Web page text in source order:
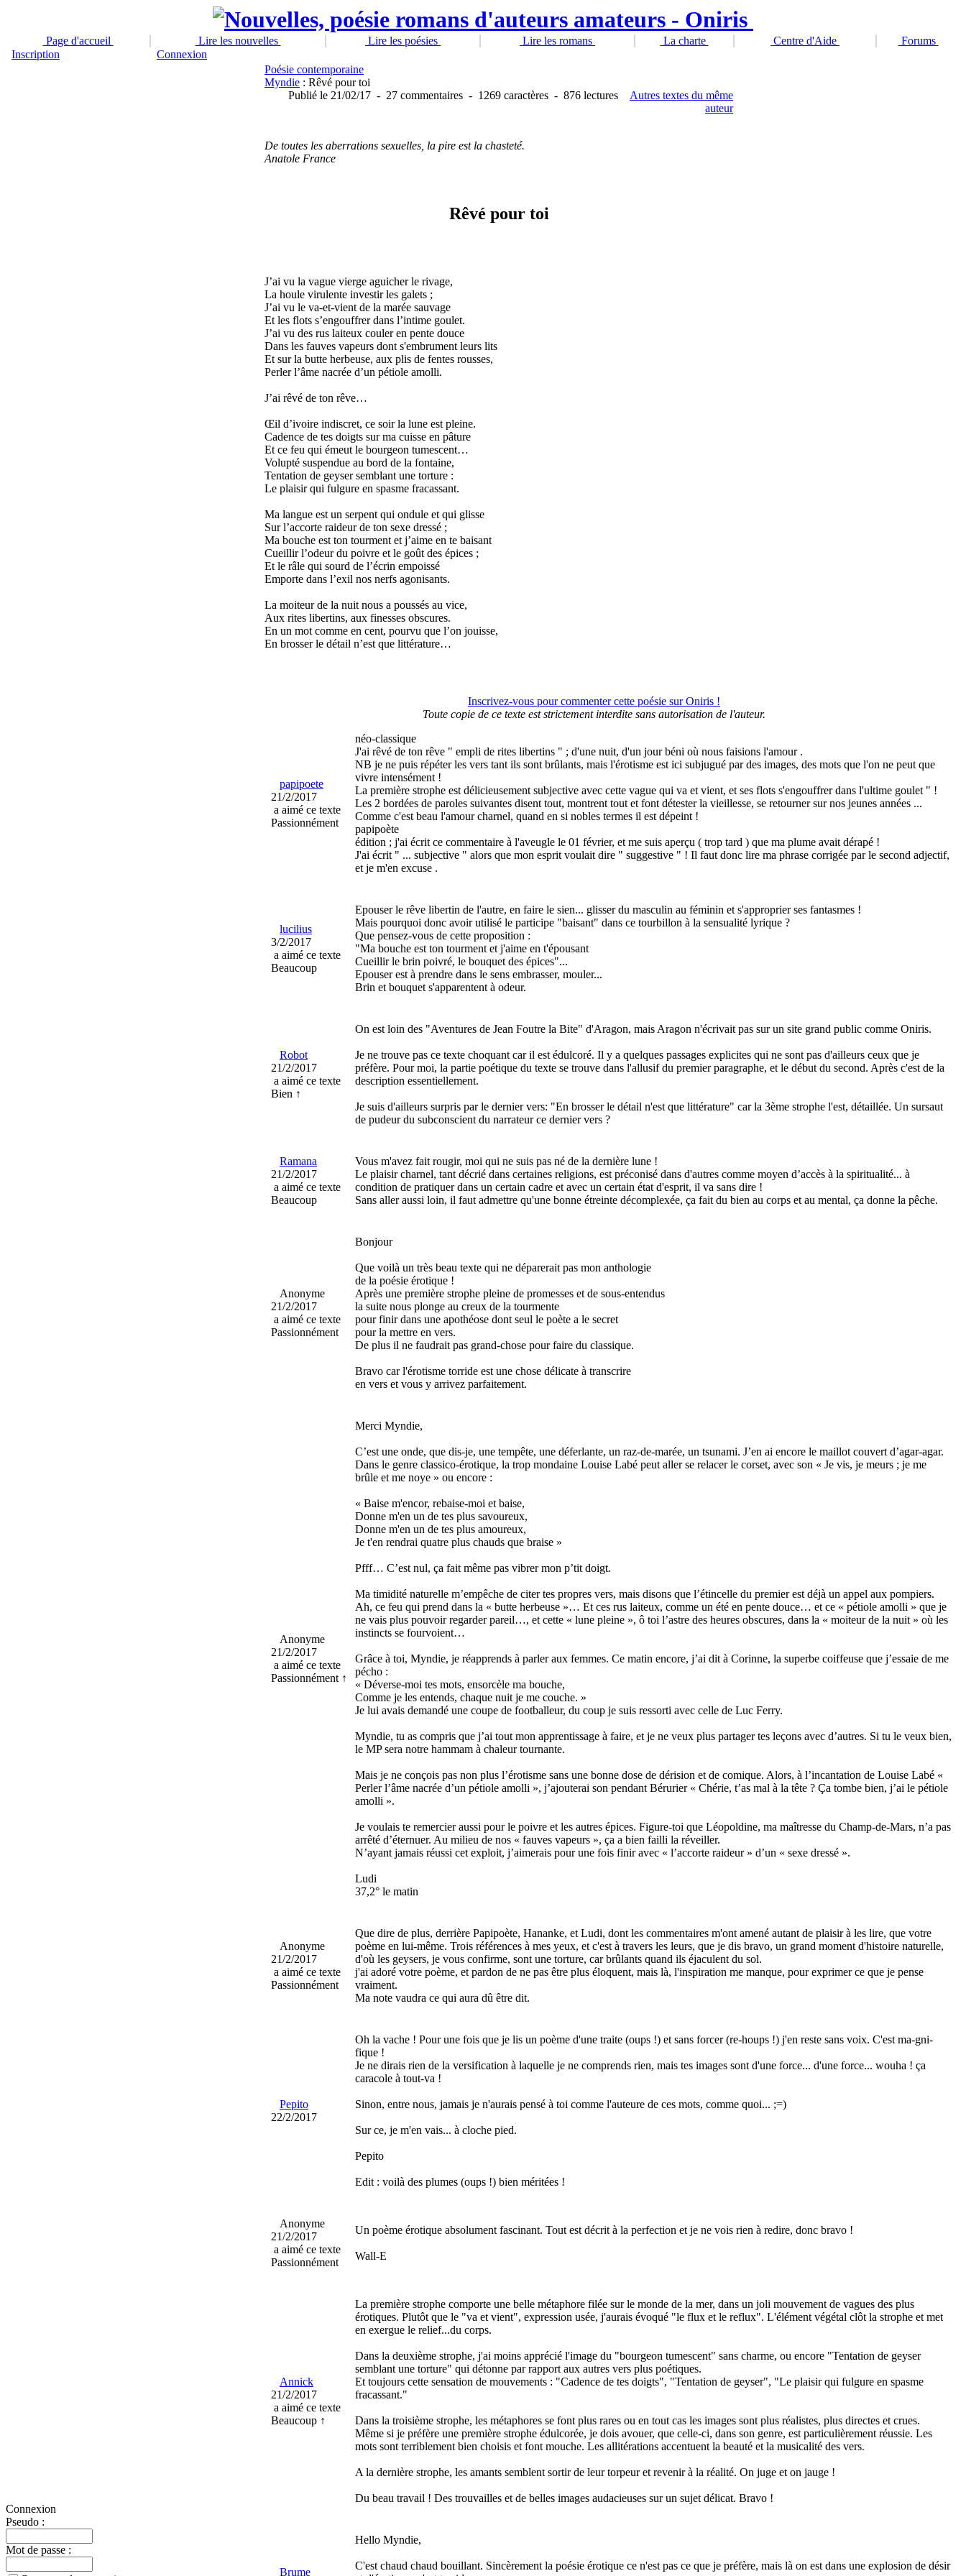
Page d'accueil Lire les nouvelles Lire les poésies Lire les romans La charte Centre d'Aide
Forums
Inscription
Connexion
Connexion
Pseudo :
Mot de passe :
Poésie contemporaine
Myndie : Rêvé pour toi
Publié le 21/02/17 - 27 commentaires - 1269 caractères - 876 lectures
Autres textes du même
auteur
De toutes les aberrations sexuelles, la pire est la chasteté.
Anatole France
Rêvé pour toi
J’ai vu la vague vierge aguicher le rivage,
La houle virulente investir les galets ;
J’ai vu le va-et-vient de la marée sauvage
Et les flots s’engouffrer dans l’intime goulet.
J’ai vu des rus laiteux couler en pente douce
Dans les fauves vapeurs dont s'embrument leurs lits
Et sur la butte herbeuse, aux plis de fentes rousses,
Perler l’âme nacrée d’un pétiole amolli.
J’ai rêvé de ton rêve…
Œil d’ivoire indiscret, ce soir la lune est pleine.
Cadence de tes doigts sur ma cuisse en pâture
Et ce feu qui émeut le bourgeon tumescent…
Volupté suspendue au bord de la fontaine,
Tentation de geyser semblant une torture :
Le plaisir qui fulgure en spasme fracassant.
Ma langue est un serpent qui ondule et qui glisse
Sur l’accorte raideur de ton sexe dressé ;
Ma bouche est ton tourment et j’aime en te baisant
Cueillir l’odeur du poivre et le goût des épices ;
Et le râle qui sourd de l’écrin empoissé
Emporte dans l’exil nos nerfs agonisants.
La moiteur de la nuit nous a poussés au vice,
Aux rites libertins, aux finesses obscures.
En un mot comme en cent, pourvu que l’on jouisse,
En brosser le détail n’est que littérature…
Inscrivez-vous pour commenter cette poésie sur Oniris !
Toute copie de ce texte est strictement interdite sans autorisation de l'auteur.
papipoete
21/2/2017
a aimé ce texte
Passionnément
néo-classique
J'ai rêvé de ton rêve " empli de rites libertins " ; d'une nuit, d'un jour béni où nous faisions l'amour .
NB je ne puis répéter les vers tant ils sont brûlants, mais l'érotisme est ici subjugué par des images, des mots que l'on ne peut que
vivre intensément !
La première strophe est délicieusement subjective avec cette vague qui va et vient, et ses flots s'engouffrer dans l'ultime goulet " !
Les 2 bordées de paroles suivantes disent tout, montrent tout et font détester la vieillesse, se retourner sur nos jeunes années ...
Comme c'est beau l'amour charnel, quand en si nobles termes il est dépeint !
papipoète
édition ; j'ai écrit ce commentaire à l'aveugle le 01 février, et me suis aperçu ( trop tard ) que ma plume avait dérapé !
J'ai écrit " ... subjective " alors que mon esprit voulait dire " suggestive " ! Il faut donc lire ma phrase corrigée par le second adjectif,
et je m'en excuse .
lucilius
3/2/2017
a aimé ce texte
Beaucoup
Epouser le rêve libertin de l'autre, en faire le sien... glisser du masculin au féminin et s'approprier ses fantasmes !
Mais pourquoi donc avoir utilisé le participe "baisant" dans ce tourbillon à la sensualité lyrique ?
Que pensez-vous de cette proposition :
"Ma bouche est ton tourment et j'aime en t'épousant
Cueillir le brin poivré, le bouquet des épices"...
Epouser est à prendre dans le sens embrasser, mouler...
Brin et bouquet s'apparentent à odeur.
Robot
21/2/2017
a aimé ce texte
Bien ↑
On est loin des "Aventures de Jean Foutre la Bite" d'Aragon, mais Aragon n'écrivait pas sur un site grand public comme Oniris.
Je ne trouve pas ce texte choquant car il est édulcoré. Il y a quelques passages explicites qui ne sont pas d'ailleurs ceux que je
préfère. Pour moi, la partie poétique du texte se trouve dans l'allusif du premier paragraphe, et le début du second. Après c'est de la
description essentiellement.
Je suis d'ailleurs surpris par le dernier vers: "En brosser le détail n'est que littérature" car la 3ème strophe l'est, détaillée. Un sursaut
de pudeur du subconscient du narrateur ce dernier vers ?
Ramana
21/2/2017
a aimé ce texte
Beaucoup
Vous m'avez fait rougir, moi qui ne suis pas né de la dernière lune !
Le plaisir charnel, tant décrié dans certaines religions, est préconisé dans d'autres comme moyen d’accès à la spiritualité... à
condition de pratiquer dans un certain cadre et avec un certain état d'esprit, il va sans dire !
Sans aller aussi loin, il faut admettre qu'une bonne étreinte décomplexée, ça fait du bien au corps et au mental, ça donne la pêche.
Anonyme
21/2/2017
a aimé ce texte
Passionnément
Bonjour
Que voilà un très beau texte qui ne déparerait pas mon anthologie
de la poésie érotique !
Après une première strophe pleine de promesses et de sous-entendus
la suite nous plonge au creux de la tourmente
pour finir dans une apothéose dont seul le poète a le secret
pour la mettre en vers.
De plus il ne faudrait pas grand-chose pour faire du classique.
Bravo car l'érotisme torride est une chose délicate à transcrire
en vers et vous y arrivez parfaitement.
Anonyme
21/2/2017
a aimé ce texte
Passionnément ↑
Merci Myndie,
C’est une onde, que dis-je, une tempête, une déferlante, un raz-de-marée, un tsunami. J’en ai encore le maillot couvert d’agar-agar.
Dans le genre classico-érotique, la trop mondaine Louise Labé peut aller se relacer le corset, avec son « Je vis, je meurs ; je me
brûle et me noye » ou encore :
« Baise m'encor, rebaise-moi et baise,
Donne m'en un de tes plus savoureux,
Donne m'en un de tes plus amoureux,
Je t'en rendrai quatre plus chauds que braise »
Pfff… C’est nul, ça fait même pas vibrer mon p’tit doigt.
Ma timidité naturelle m’empêche de citer tes propres vers, mais disons que l’étincelle du premier est déjà un appel aux pompiers.
Ah, ce feu qui prend dans la « butte herbeuse »… Et ces rus laiteux, comme un été en pente douce… et ce « pétiole amolli » que je
ne vais plus pouvoir regarder pareil…, et cette « lune pleine », ô toi l’astre des heures obscures, dans la « moiteur de la nuit » où les
instincts se fourvoient…
Grâce à toi, Myndie, je réapprends à parler aux femmes. Ce matin encore, j’ai dit à Corinne, la superbe coiffeuse que j’essaie de me
pécho :
« Déverse-moi tes mots, ensorcèle ma bouche,
Comme je les entends, chaque nuit je me couche. »
Je lui avais demandé une coupe de footballeur, du coup je suis ressorti avec celle de Luc Ferry.
Myndie, tu as compris que j’ai tout mon apprentissage à faire, et je ne veux plus partager tes leçons avec d’autres. Si tu le veux bien,
le MP sera notre hammam à chaleur tournante.
Mais je ne conçois pas non plus l’érotisme sans une bonne dose de dérision et de comique. Alors, à l’incantation de Louise Labé «
Perler l’âme nacrée d’un pétiole amolli », j’ajouterai son pendant Bérurier « Chérie, t’as mal à la tête ? Ça tombe bien, j’ai le pétiole
amolli ».
Je voulais te remercier aussi pour le poivre et les autres épices. Figure-toi que Léopoldine, ma maîtresse du Champ-de-Mars, n’a pas
arrêté d’éternuer. Au milieu de nos « fauves vapeurs », ça a bien failli la réveiller.
N’ayant jamais réussi cet exploit, j’aimerais pour une fois finir avec « l’accorte raideur » d’un « sexe dressé ».
Ludi
37,2° le matin
Anonyme
21/2/2017
a aimé ce texte
Passionnément
Que dire de plus, derrière Papipoète, Hananke, et Ludi, dont les commentaires m'ont amené autant de plaisir à les lire, que votre
poème en lui-même. Trois références à mes yeux, et c'est à travers les leurs, que je dis bravo, un grand moment d'histoire naturelle,
d'où les geysers, je vous confirme, sont une torture, car brûlants quand ils éjaculent du sol.
j'ai adoré votre poème, et pardon de ne pas être plus éloquent, mais là, l'inspiration me manque, pour exprimer ce que je pense
vraiment.
Ma note vaudra ce qui aura dû être dit.
Pepito
22/2/2017
Oh la vache ! Pour une fois que je lis un poème d'une traite (oups !) et sans forcer (re-houps !) j'en reste sans voix. C'est ma-gni-
fique !
Je ne dirais rien de la versification à laquelle je ne comprends rien, mais tes images sont d'une force... d'une force... wouha ! ça
caracole à tout-va !
Sinon, entre nous, jamais je n'aurais pensé à toi comme l'auteure de ces mots, comme quoi... ;=)
Sur ce, je m'en vais... à cloche pied.
Pepito
Edit : voilà des plumes (oups !) bien méritées !
Anonyme
21/2/2017
a aimé ce texte
Passionnément
Un poème érotique absolument fascinant. Tout est décrit à la perfection et je ne vois rien à redire, donc bravo !
Wall-E
Annick
21/2/2017
a aimé ce texte
Beaucoup ↑
La première strophe comporte une belle métaphore filée sur le monde de la mer, dans un joli mouvement de vagues des plus
érotiques. Plutôt que le "va et vient", expression usée, j'aurais évoqué "le flux et le reflux". L'élément végétal clôt la strophe et met
en exergue le relief...du corps.
Dans la deuxième strophe, j'ai moins apprécié l'image du "bourgeon tumescent" sans charme, ou encore "Tentation de geyser
semblant une torture" qui détonne par rapport aux autres vers plus poétiques.
Et toujours cette sensation de mouvements : "Cadence de tes doigts", "Tentation de geyser", "Le plaisir qui fulgure en spasme
fracassant."
Dans la troisième strophe, les métaphores se font plus rares ou en tout cas les images sont plus réalistes, plus directes et crues.
Même si je préfère une première strophe édulcorée, je dois avouer, que celle-ci, dans son genre, est particulièrement réussie. Les
mots sont terriblement bien choisis et font mouche. Les allitérations accentuent la beauté et la musicalité des vers.
A la dernière strophe, les amants semblent sortir de leur torpeur et revenir à la réalité. On juge et on jauge !
Du beau travail ! Des trouvailles et de belles images audacieuses sur un sujet délicat. Bravo !
Brume
Hello Myndie,
C'est chaud chaud bouillant. Sincèrement la poésie érotique ce n'est pas ce que je préfère, mais là on est dans une explosion de désir